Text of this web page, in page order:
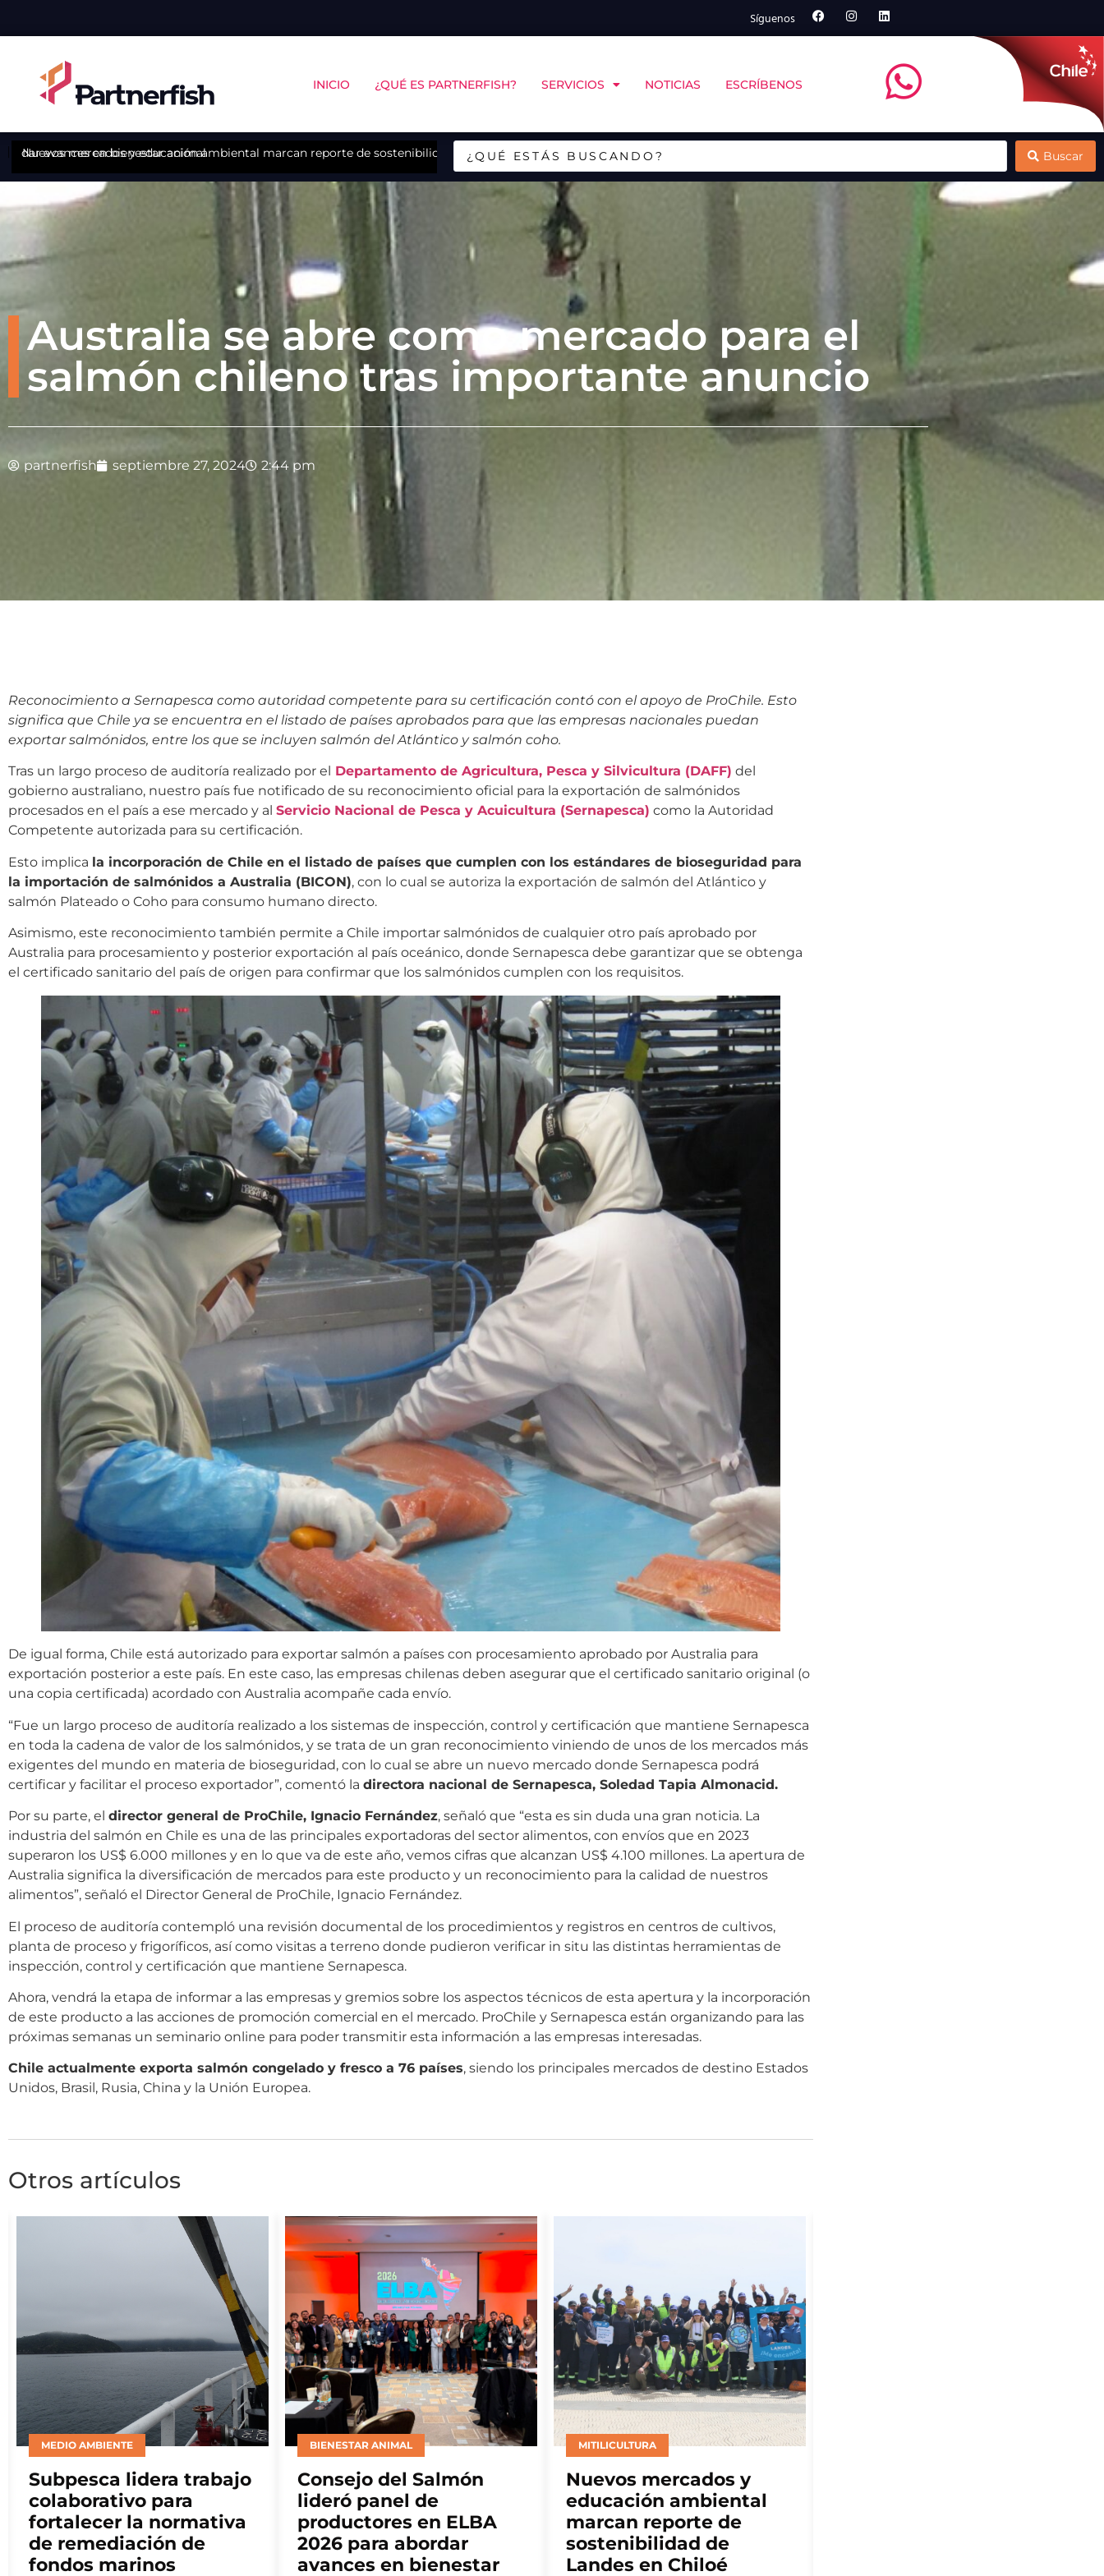
Síguenos
INICIO ¿QUÉ ES PARTNERFISH? SERVICIOS NOTICIAS ESCRÍBENOS
avances en bienestar animal
Nuevos mercados y educación ambiental marcan reporte de sostenibilidad de Landes en ChiloéCINCO Chile y COPAS Coastal abrirán en Puerto Montt debate sobre remoción de carbono marino
Multi X y el Centro de Negocios Sercotec
Buscar
Australia se abre como mercado para el
salmón chileno tras importante anuncio
partnerfish septiembre 27, 2024 2:44 pm
Reconocimiento a Sernapesca como autoridad competente para su certificación contó con el apoyo de ProChile. Esto
significa que Chile ya se encuentra en el listado de países aprobados para que las empresas nacionales puedan
exportar salmónidos, entre los que se incluyen salmón del Atlántico y salmón coho.
Tras un largo proceso de auditoría realizado por el Departamento de Agricultura, Pesca y Silvicultura (DAFF) del
gobierno australiano, nuestro país fue notificado de su reconocimiento oficial para la exportación de salmónidos
procesados en el país a ese mercado y al Servicio Nacional de Pesca y Acuicultura (Sernapesca) como la Autoridad
Competente autorizada para su certificación.
Esto implica la incorporación de Chile en el listado de países que cumplen con los estándares de bioseguridad para
la importación de salmónidos a Australia (BICON), con lo cual se autoriza la exportación de salmón del Atlántico y
salmón Plateado o Coho para consumo humano directo.
Asimismo, este reconocimiento también permite a Chile importar salmónidos de cualquier otro país aprobado por
Australia para procesamiento y posterior exportación al país oceánico, donde Sernapesca debe garantizar que se obtenga
el certificado sanitario del país de origen para confirmar que los salmónidos cumplen con los requisitos.
De igual forma, Chile está autorizado para exportar salmón a países con procesamiento aprobado por Australia para
exportación posterior a este país. En este caso, las empresas chilenas deben asegurar que el certificado sanitario original (o
una copia certificada) acordado con Australia acompañe cada envío.
“Fue un largo proceso de auditoría realizado a los sistemas de inspección, control y certificación que mantiene Sernapesca
en toda la cadena de valor de los salmónidos, y se trata de un gran reconocimiento viniendo de unos de los mercados más
exigentes del mundo en materia de bioseguridad, con lo cual se abre un nuevo mercado donde Sernapesca podrá
certificar y facilitar el proceso exportador”, comentó la directora nacional de Sernapesca, Soledad Tapia Almonacid.
Por su parte, el director general de ProChile, Ignacio Fernández, señaló que “esta es sin duda una gran noticia. La
industria del salmón en Chile es una de las principales exportadoras del sector alimentos, con envíos que en 2023
superaron los US$ 6.000 millones y en lo que va de este año, vemos cifras que alcanzan US$ 4.100 millones. La apertura de
Australia significa la diversificación de mercados para este producto y un reconocimiento para la calidad de nuestros
alimentos”, señaló el Director General de ProChile, Ignacio Fernández.
El proceso de auditoría contempló una revisión documental de los procedimientos y registros en centros de cultivos,
planta de proceso y frigoríficos, así como visitas a terreno donde pudieron verificar in situ las distintas herramientas de
inspección, control y certificación que mantiene Sernapesca.
Ahora, vendrá la etapa de informar a las empresas y gremios sobre los aspectos técnicos de esta apertura y la incorporación
de este producto a las acciones de promoción comercial en el mercado. ProChile y Sernapesca están organizando para las
próximas semanas un seminario online para poder transmitir esta información a las empresas interesadas.
Chile actualmente exporta salmón congelado y fresco a 76 países, siendo los principales mercados de destino Estados
Unidos, Brasil, Rusia, China y la Unión Europea.
Otros artículos
BIENESTAR ANIMAL
Consejo del Salmón
lideró panel de
productores en ELBA
2026 para abordar
avances en bienestar
MITILICULTURA
Nuevos mercados y
educación ambiental
marcan reporte de
sostenibilidad de
Landes en Chiloé
INVESTIGACIÓN
CINCO Chile y COPAS
Coastal abrirán en
Puerto Montt debate
sobre remoción de
carbono marino